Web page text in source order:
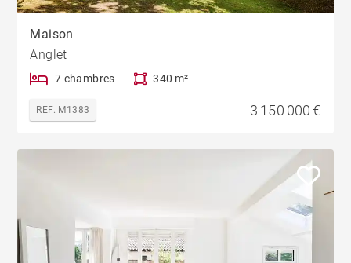
Maison
Anglet
7 chambres 340 m²
REF. M1383 3 150 000 €